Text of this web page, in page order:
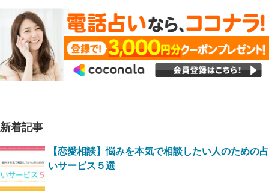
新着記事
【恋愛相談】悩みを本気で相談したい人のための占
いサービス５選